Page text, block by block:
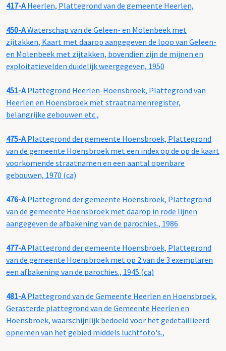
417-AHeerlen, Plattegrond van de gemeente Heerlen,
450-AWaterschap van de Geleen- en Molenbeek met
zijtakken, Kaart met daarop aangegeven de loop van Geleen-
en Molenbeek met zijtakken, bovendien zijn de mijnen en
exploitatievelden duidelijk weergegeven, 1950
451-APlattegrond Heerlen-Hoensbroek, Plattegrond van
Heerlen en Hoensbroek met straatnamenregister,
belangrijke gebouwen etc.,
475-APlattegrond der gemeente Hoensbroek, Plattegrond
van de gemeente Hoensbroek met een index op de op de kaart
voorkomende straatnamen en een aantal openbare
gebouwen, 1970 (ca)
476-APlattegrond der gemeente Hoensbroek, Plattegrond
van de gemeente Hoensbroek met daarop in rode lijnen
aangegeven de afbakening van de parochies., 1986
477-APlattegrond der gemeente Hoensbroek, Plattegrond
van de gemeente Hoensbroek met op 2 van de 3 exemplaren
een afbakening van de parochies., 1945 (ca)
481-APlattegrond van de Gemeente Heerlen en Hoensbroek,
Gerasterde plattegrond van de Gemeente Heerlen en
Hoensbroek, waarschijnlijk bedoeld voor het gedetaillieerd
opnemen van het gebied middels luchtfoto's.,